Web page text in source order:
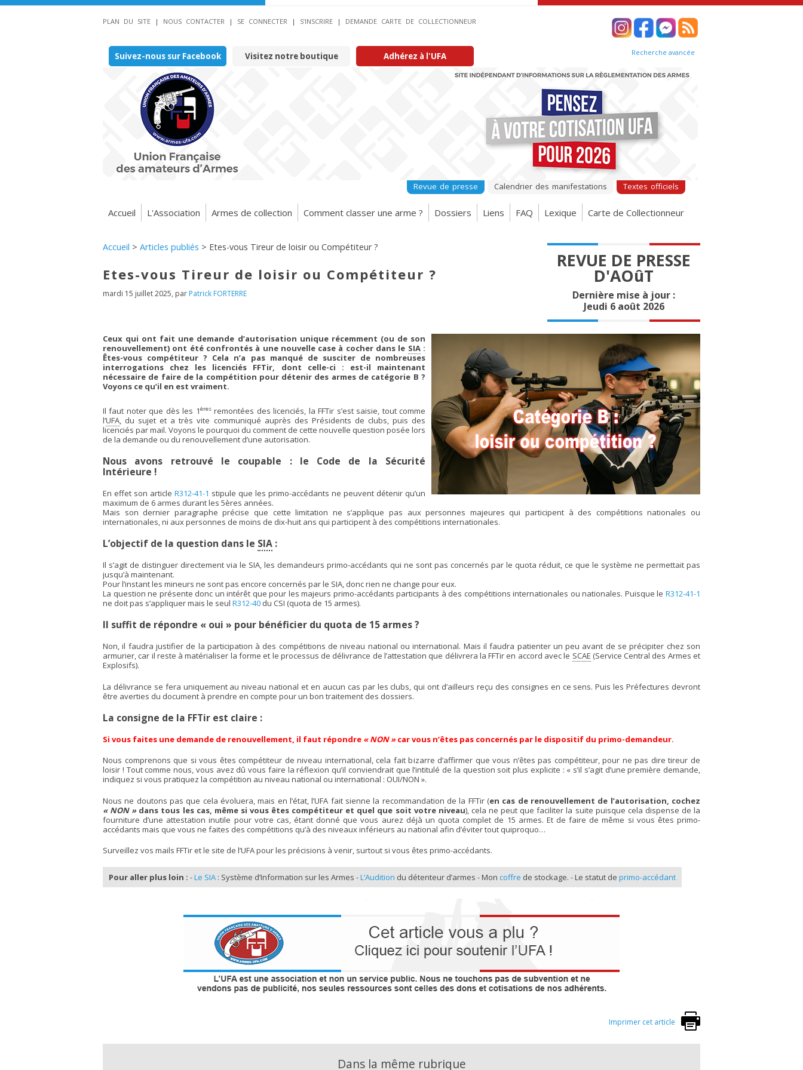
PLAN DU SITE | NOUS CONTACTER | SE CONNECTER | S’INSCRIRE | DEMANDE CARTE DE COLLECTIONNEUR
Suivez-nous sur Facebook Visitez notre boutique Adhérez à l'UFA Recherche avancée
Revue de presse Calendrier des manifestations Textes officiels
Accueil L'Association Armes de collection Comment classer une arme ? Dossiers Liens FAQ Lexique Carte de Collectionneur
REVUE DE PRESSE
D'AOûT
Dernière mise à jour :
Jeudi 6 août 2026
Accueil > Articles publiés > Etes-vous Tireur de loisir ou Compétiteur ?
Etes-vous Tireur de loisir ou Compétiteur ?
mardi 15 juillet 2025, par Patrick FORTERRE
Ceux qui ont fait une demande d’autorisation unique récemment (ou de son
renouvellement) ont été confrontés à une nouvelle case à cocher dans le SIA:
Êtes-vous compétiteur ? Cela n’a pas manqué de susciter de nombreuses
interrogations chez les licenciés FFTir, dont celle-ci : est-il maintenant
nécessaire de faire de la compétition pour détenir des armes de catégorie B ?
Voyons ce qu’il en est vraiment.
Il faut noter que dès les 1èresremontées des licenciés, la FFTir s’est saisie, tout comme
l’UFA , du sujet et a très vite communiqué auprès des Présidents de clubs, puis des
licenciés par mail. Voyons le pourquoi du comment de cette nouvelle question posée lors
de la demande ou du renouvellement d’une autorisation.
Nous avons retrouvé le coupable : le Code de la Sécurité
Intérieure !
En effet son article R312-41-1 stipule que les primo-accédants ne peuvent détenir qu’un
maximum de 6 armes durant les 5ères années.
Mais son dernier paragraphe précise que cette limitation ne s’applique pas aux personnes majeures qui participent à des compétitions nationales ou
internationales, ni aux personnes de moins de dix-huit ans qui participent à des compétitions internationales.
L’objectif de la question dans le SIA :
Il s’agit de distinguer directement via le SIA, les demandeurs primo-accédants qui ne sont pas concernés par le quota réduit, ce que le système ne permettait pas
jusqu’à maintenant.
Pour l’instant les mineurs ne sont pas encore concernés par le SIA, donc rien ne change pour eux.
La question ne présente donc un intérêt que pour les majeurs primo-accédants participants à des compétitions internationales ou nationales. Puisque le R312-41-1
ne doit pas s’appliquer mais le seul R312-40 du CSI (quota de 15 armes).
Il suffit de répondre « oui » pour bénéficier du quota de 15 armes ?
Non, il faudra justifier de la participation à des compétitions de niveau national ou international. Mais il faudra patienter un peu avant de se précipiter chez son
armurier, car il reste à matérialiser la forme et le processus de délivrance de l’attestation que délivrera la FFTir en accord avec le SCAE (Service Central des Armes et
Explosifs).
La délivrance se fera uniquement au niveau national et en aucun cas par les clubs, qui ont d’ailleurs reçu des consignes en ce sens. Puis les Préfectures devront
être averties du document à prendre en compte pour un bon traitement des dossiers.
La consigne de la FFTir est claire :
Si vous faites une demande de renouvellement, il faut répondre « NON »car vous n’êtes pas concernés par le dispositif du primo-demandeur.
Nous comprenons que si vous êtes compétiteur de niveau international, cela fait bizarre d’affirmer que vous n’êtes pas compétiteur, pour ne pas dire tireur de
loisir ! Tout comme nous, vous avez dû vous faire la réflexion qu’il conviendrait que l’intitulé de la question soit plus explicite : « s’il s’agit d’une première demande,
indiquez si vous pratiquez la compétition au niveau national ou international : OUI/NON ».
Nous ne doutons pas que cela évoluera, mais en l’état, l’UFA fait sienne la recommandation de la FFTir (en cas de renouvellement de l’autorisation, cochez
« NON »dans tous les cas, même si vous êtes compétiteur et quel que soit votre niveau), cela ne peut que faciliter la suite puisque cela dispense de la
fourniture d’une attestation inutile pour votre cas, étant donné que vous aurez déjà un quota complet de 15 armes. Et de faire de même si vous êtes primo-
accédants mais que vous ne faites des compétitions qu’à des niveaux inférieurs au national afin d’éviter tout quiproquo…
Surveillez vos mails FFTir et le site de l’UFA pour les précisions à venir, surtout si vous êtes primo-accédants.
Pour aller plus loin : -Le SIA: Système d’Information sur les Armes -L’Audition du détenteur d’armes - Mon coffre de stockage. - Le statut de primo-accédant
Imprimer cet article
Dans la même rubrique